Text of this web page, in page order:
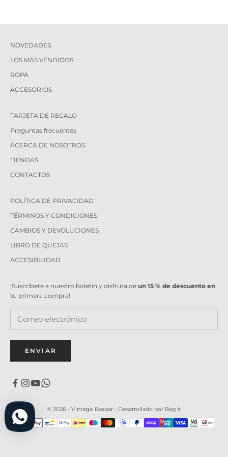
NOVEDADES
LOS MÁS VENDIDOS
ROPA
ACCESORIOS
TARJETA DE REGALO
Preguntas frecuentes
ACERCA DE NOSOTROS
TIENDAS
CONTACTOS
POLÍTICA DE PRIVACIDAD
TÉRMINOS Y CONDICIONES
CAMBIOS Y DEVOLUCIONES
LIBRO DE QUEJAS
ACCESIBILIDAD
¡Suscríbete a nuestro boletín y disfruta de un 15 % de descuento en
tu primera compra!
ENVIAR
© 2026 - Vintage Bazaar - Desarrollado por Bag it